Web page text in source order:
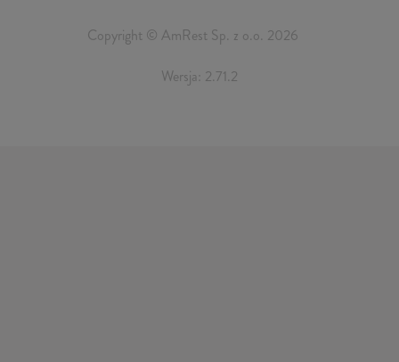
Copyright © AmRest Sp. z o.o. 2026
Wersja: 2.71.2